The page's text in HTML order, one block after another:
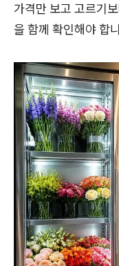
가격만 보고 고르기
을 함께 확인해야 합